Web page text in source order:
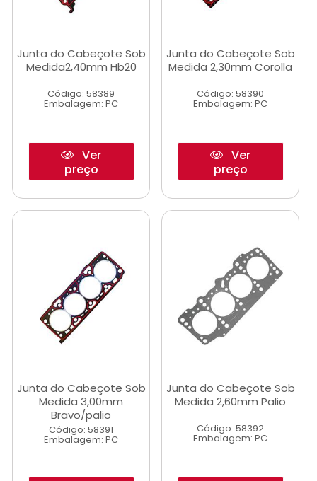
Junta do Cabeçote Sob
Medida2,40mm Hb20
Código: 58389
Embalagem: PC
Ver
preço
Junta do Cabeçote Sob
Medida 2,30mm Corolla
Código: 58390
Embalagem: PC
Ver
preço
Junta do Cabeçote Sob
Medida 3,00mm
Bravo/palio
Código: 58391
Embalagem: PC
Junta do Cabeçote Sob
Medida 2,60mm Palio
Código: 58392
Embalagem: PC